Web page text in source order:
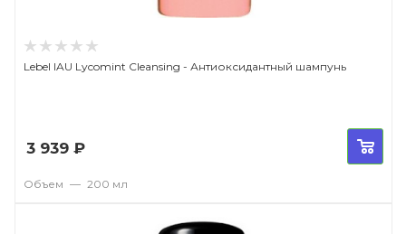
Lebel IAU Lycomint Сleansing - Антиоксидантный шампунь
3 939 ₽
Объем — 200 мл